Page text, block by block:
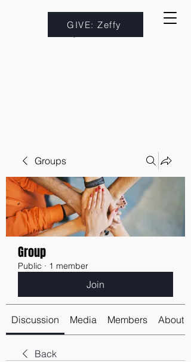
GIVE: Zeffy
Groups
Group
Public · 1 member
Join
Discussion Media Members About
Back